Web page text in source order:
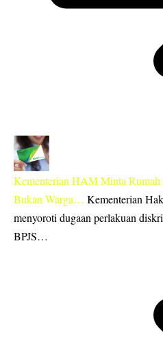
Kementerian HAM Minta Rumah
Bukan Warga… Kementerian
menyoroti dugaan perlakuan
BPJS…